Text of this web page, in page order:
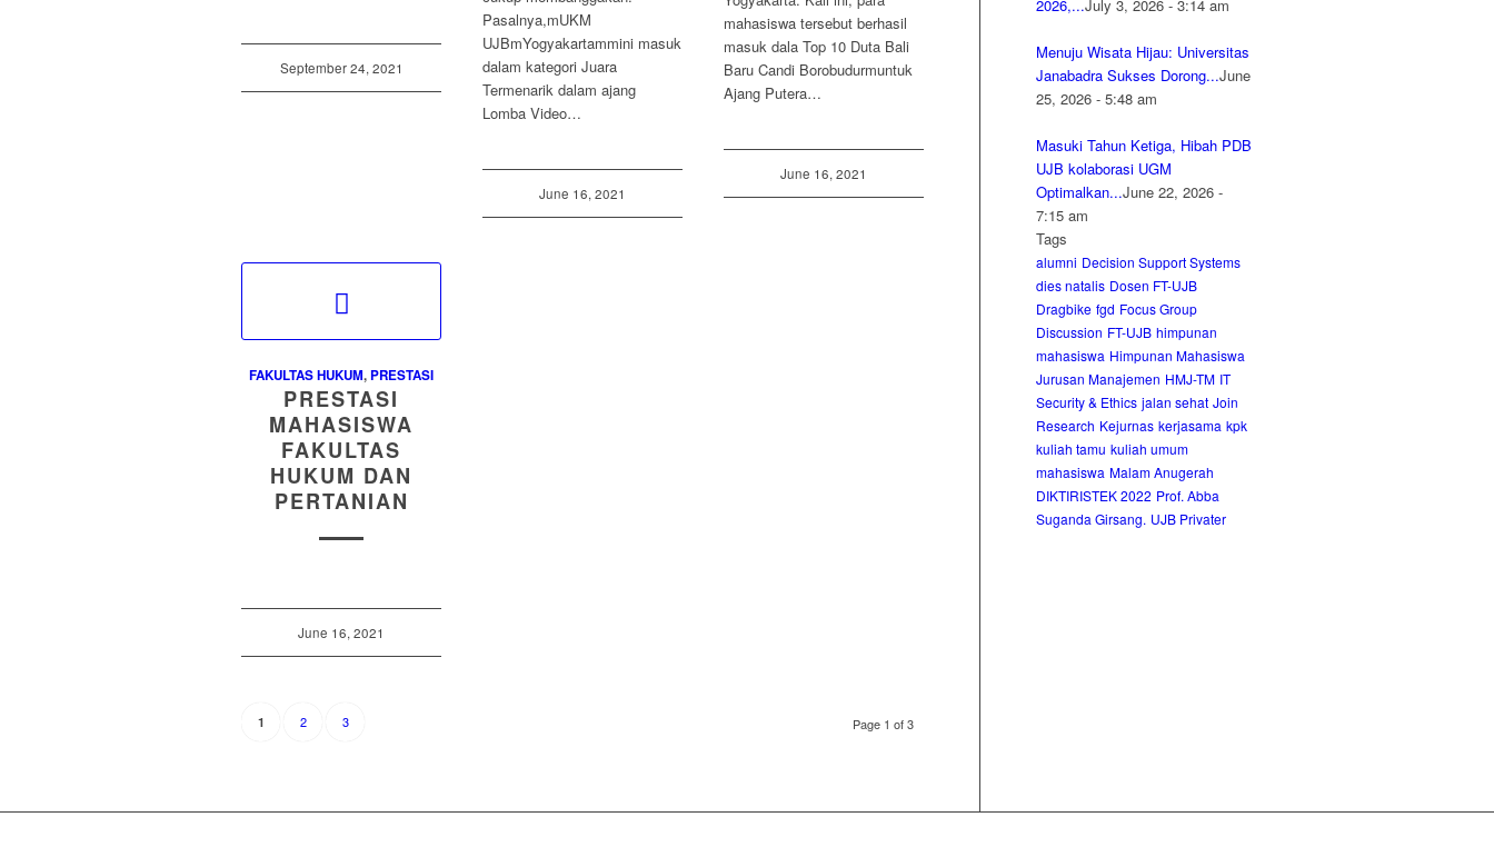
September 24, 2021
Pasalnya,mUKM
UJBmYogyakartammini masuk
dalam kategori Juara
Termenarik dalam ajang
Lomba Video…
June 16, 2021
mahasiswa tersebut berhasil
masuk dala Top 10 Duta Bali
Baru Candi Borobudurmuntuk
Ajang Putera…
June 16, 2021
FAKULTAS HUKUM,PRESTASI
PRESTASI
MAHASISWA
FAKULTAS
HUKUM DAN
PERTANIAN
June 16, 2021
Page 1 of 3
1 2 3
2026,...July 3, 2026 - 3:14 am
Menuju Wisata Hijau: Universitas
Janabadra Sukses Dorong...June
25, 2026 - 5:48 am
Masuki Tahun Ketiga, Hibah PDB
UJB kolaborasi UGM
Optimalkan...June 22, 2026 -
7:15 am
Tags
alumni Decision Support Systems
dies natalis Dosen FT-UJB
Dragbike fgd Focus Group
Discussion FT-UJB himpunan
mahasiswa Himpunan Mahasiswa
Jurusan Manajemen HMJ-TM IT
Security & Ethics jalan sehat Join
Research Kejurnas kerjasama kpk
kuliah tamu kuliah umum
mahasiswa Malam Anugerah
DIKTIRISTEK 2022 Prof. Abba
Suganda Girsang. UJB Privater